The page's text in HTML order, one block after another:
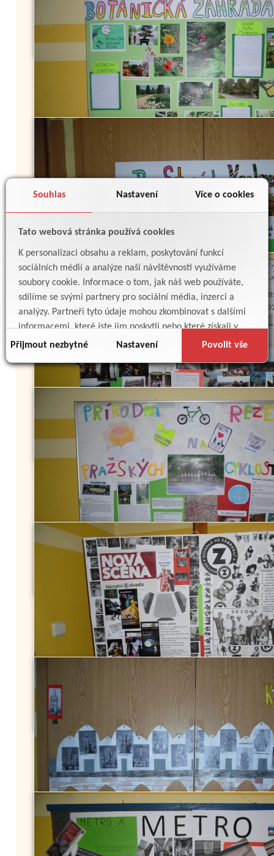
Souhlas Nastavení Více o cookies
Tato webová stránka používá cookies
K personalizaci obsahu a reklam, poskytování funkcí
sociálních médií a analýze naší návštěvnosti využíváme
soubory cookie. Informace o tom, jak náš web používáte,
sdílíme se svými partnery pro sociální média, inzerci a
analýzy. Partneři tyto údaje mohou zkombinovat s dalšími
informacemi, které jste jim poskytli nebo které získali v
důsledku toho, že používáte jejich služby.
Přijmout nezbytné Nastavení Povolit vše